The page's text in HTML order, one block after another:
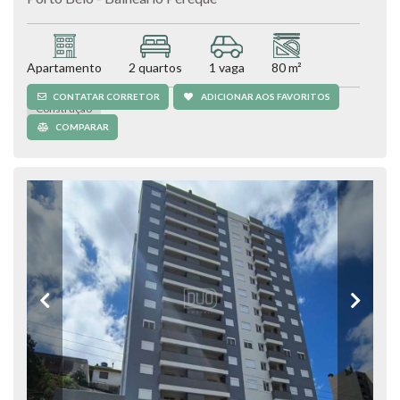
Apartamento 2 quartos 1 vaga 80 m²
Construção
CONTATAR CORRETOR ADICIONAR AOS FAVORITOS
COMPARAR